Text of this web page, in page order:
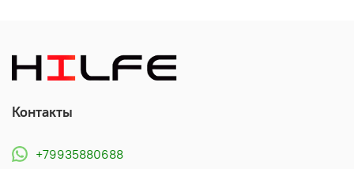
Контакты
+79935880688